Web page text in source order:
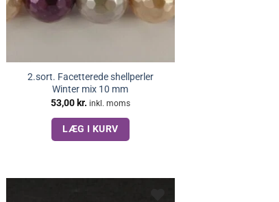
2.sort. Facetterede shellperler
Winter mix 10 mm
53,00 kr. inkl. moms
LÆG I KURV